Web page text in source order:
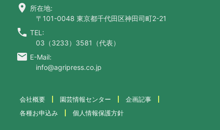
location_on 所在地:
〒101-0048 東京都千代田区神田司町2-21
call TEL:
03（3233）3581（代表）
email E-Mail:
info@agripress.co.jp
会社概要 園芸情報センター
企画記事
各種お申込み
個人情報保護方針